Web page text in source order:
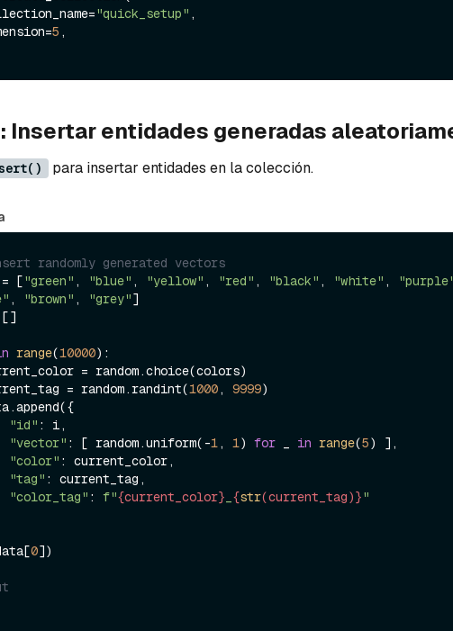
collection_name=
"quick_setup" ,
5 ,
Insertar entidades generadas
para insertar entidades en la colección.
randomly generated vectors
["green" , "blue" , "yellow" , "red" , "black" , "white" ,
, "brown" , "grey"]
[]
range(10000):
current_tag = random.randint(
1000, 9999)
"id" : i,
"vector" : [ random.uniform(-1, 1) for in range(5) ],
"color" : current_color,
"tag" : current_tag,
"color_tag" : f"{current_color} {str(current_tag)}"
0])